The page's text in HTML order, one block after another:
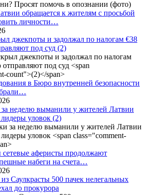
обращается к жителям с просьбой
личности…
джекпоты и задолжал по налогам €38
под суд (2)
в Бюро внутренней безопасности
неделю выманили у жителей Латвии
уловок (2)
аферисты продолжают
набеги на счета…
Саулкрасты 500 пачек нелегальных
до прокурора